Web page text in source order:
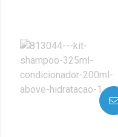
Laboratório
Por Menos
AVISE-ME